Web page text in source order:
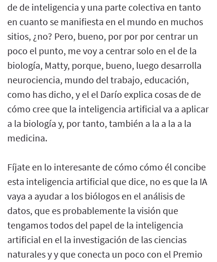
de de inteligencia y una parte colectiva en tanto
en cuanto se manifiesta en el mundo en muchos
sitios, ¿no? Pero, bueno, por por por centrar un
poco el punto, me voy a centrar solo en el de la
biología, Matty, porque, bueno, luego desarrolla
neurociencia, mundo del trabajo, educación,
como has dicho, y el el Darío explica cosas de de
cómo cree que la inteligencia artificial va a aplicar
a la biología y, por tanto, también a la a la a la
medicina.
Fíjate en lo interesante de cómo cómo él concibe
esta inteligencia artificial que dice, no es que la IA
vaya a ayudar a los biólogos en el análisis de
datos, que es probablemente la visión que
tengamos todos del papel de la inteligencia
artificial en el la investigación de las ciencias
naturales y y que conecta un poco con el Premio